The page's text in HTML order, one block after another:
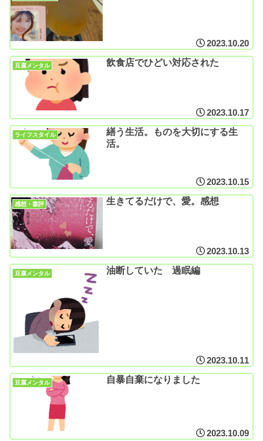
2023.10.20
豆腐メンタル 飲食店でひどい対応された
2023.10.17
ライフスタイル
繕う生活。ものを大切にする生
活。
2023.10.15
感想・書評 生きてるだけで、愛。感想
2023.10.13
豆腐メンタル 油断していた 過眠編
2023.10.11
豆腐メンタル 自暴自棄になりました
2023.10.09